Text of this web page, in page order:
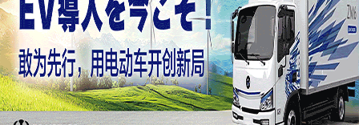
日冲绳实施外国人避难训练 用中文传达灾害信息
兰君 华人新闻 经贸活动
日本华侨报网 2016/11/7 11:09:08